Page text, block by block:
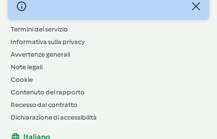
© Copyright 2026
Termini del servizio
Informativa sulla privacy
Avvertenze generali
Note legali
Cookie
Contenuto del rapporto
Recesso dal contratto
Dichiarazione di accessibilità
Italiano